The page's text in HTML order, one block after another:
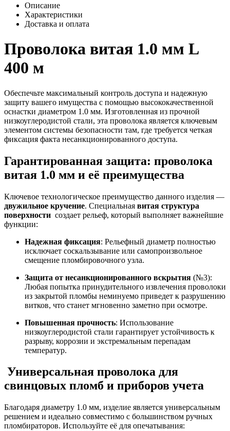
Описание
Характеристики
Доставка и оплата
Проволока витая 1.0 мм L
400 м
Обеспечьте максимальный контроль доступа и надежную
защиту вашего имущества с помощью высококачественной
оснастки диаметром 1.0 мм. Изготовленная из прочной
низкоуглеродистой стали, эта проволока является ключевым
элементом системы безопасности там, где требуется четкая
фиксация факта несанкционированного доступа.
Гарантированная защита: проволока
витая 1.0 мм и её преимущества
Ключевое технологическое преимущество данного изделия —
двужильное кручение. Специальная витая структура
поверхности создает рельеф, который выполняет важнейшие
функции:
Надежная фиксация: Рельефный диаметр полностью
исключает соскальзывание или самопроизвольное
смещение пломбировочного узла.
Защита от несанкционированного вскрытия (№3):
Любая попытка принудительного извлечения проволоки
из закрытой пломбы неминуемо приведет к разрушению
витков, что станет мгновенно заметно при осмотре.
Повышенная прочность: Использование
низкоуглеродистой стали гарантирует устойчивость к
разрыву, коррозии и экстремальным перепадам
температур.
Универсальная проволока для
свинцовых пломб и приборов учета
Благодаря диаметру 1.0 мм, изделие является универсальным
решением и идеально совместимо с большинством ручных
пломбираторов. Используйте её для опечатывания: